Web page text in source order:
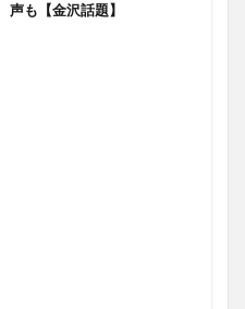
声も【金沢話題】